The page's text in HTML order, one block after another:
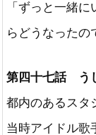
「ずっと一緒
らどうなったの
第四十七話 う
都内のあるスタ
当時アイドル歌